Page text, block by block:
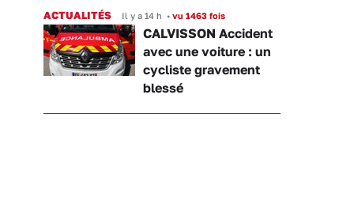
ACTUALITÉS Il y a 14 h • vu 1463 fois
CALVISSON Accident
avec une voiture : un
cycliste gravement
blessé